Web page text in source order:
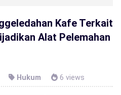
Kafe Terkait
Alat Pelemahan
Hukum 6 views